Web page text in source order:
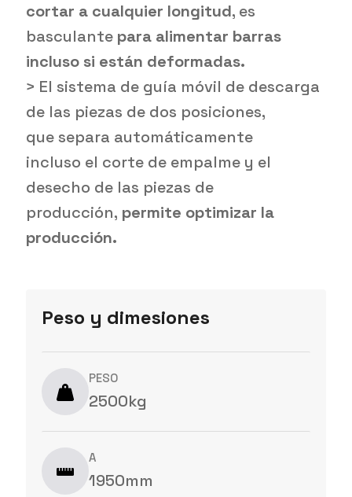
cortar a cualquier longitud, es
basculante para alimentar barras
incluso si están deformadas.
> El sistema de guía móvil de descarga
de las piezas de dos posiciones,
que separa automáticamente
incluso el corte de empalme y el
desecho de las piezas de
producción, permite optimizar la
producción.
Peso y dimesiones
PESO
2500kg
A
1950mm